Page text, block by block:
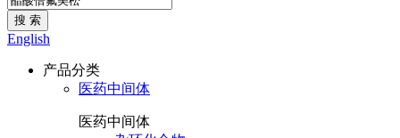
搜 索
English
产品分类
医药中间体
医药中间体